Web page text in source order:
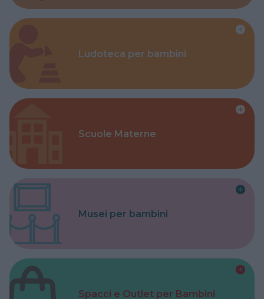
Ludoteca per bambini
Scuole Materne
Musei per bambini
Spacci e Outlet per Bambini